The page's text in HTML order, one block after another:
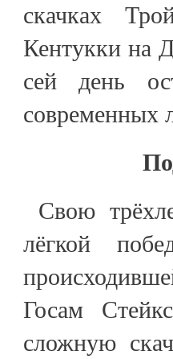
скачках
Кентукки на
сей день
современных
Свою
лёгкой
Госам
сложную